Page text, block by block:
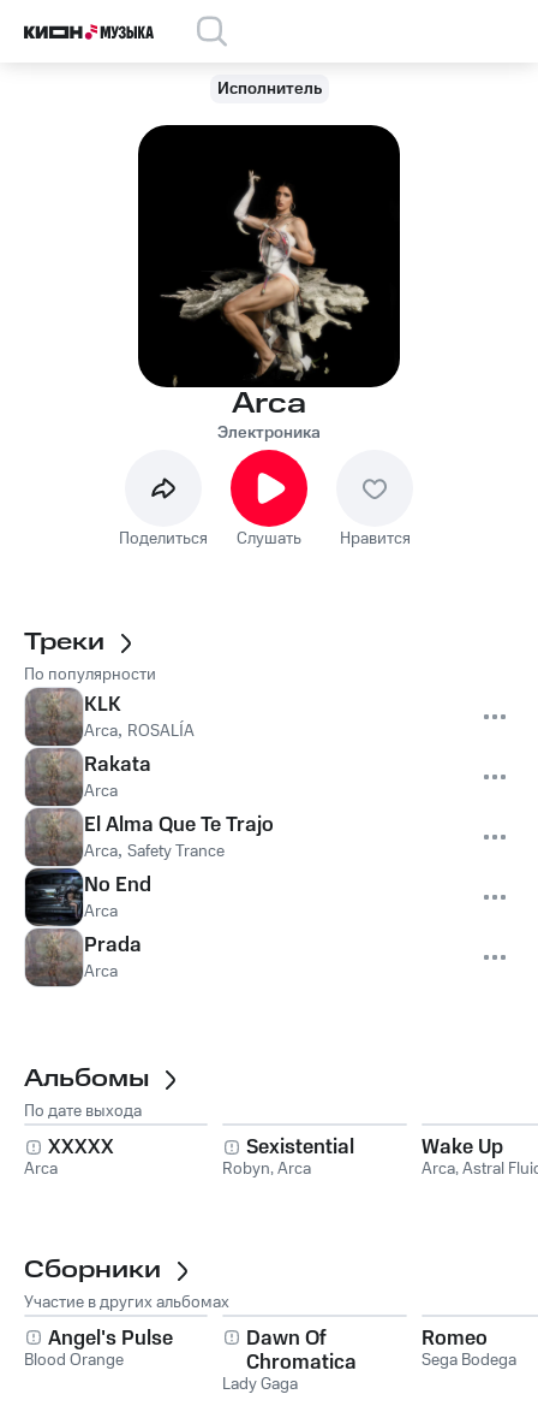
Исполнитель
Arca
Электроника
Поделиться Слушать Нравится
Треки
По популярности
KLK
Arca, ROSALÍA
Rakata
Arca
El Alma Que Te Trajo
Arca, Safety Trance
No End
Arca
Prada
Arca
Альбомы
По дате выхода
XXXXX
Arca
Sexistential
Robyn,Arca
Wake Up
Arca,Astral
Сборники
Участие в других альбомах
Angel's Pulse
Blood Orange
Dawn Of
Chromatica
Lady Gaga
Romeo
Sega Bodega